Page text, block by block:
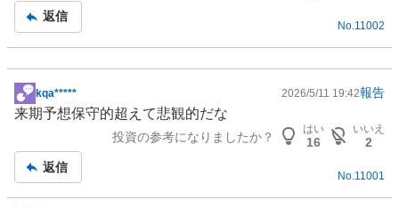
返信
No. 11002
掲
示
事
kqa***** 2026/5/11 19:42報告
来期予想保守的超えて悲観的だな
投資の参考になりましたか？
はい
16
いいえ
2
返信
No.11001